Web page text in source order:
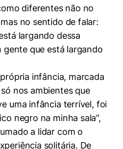
diferentes não no
no sentido de falar:
largando dessa
gente que está largando
infância, marcada
nos ambientes que
uma infância terrível, foi
negro na minha sala”,
a lidar com o
solitária. De